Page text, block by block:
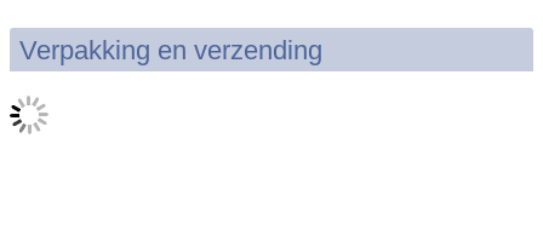
Verpakking en verzending